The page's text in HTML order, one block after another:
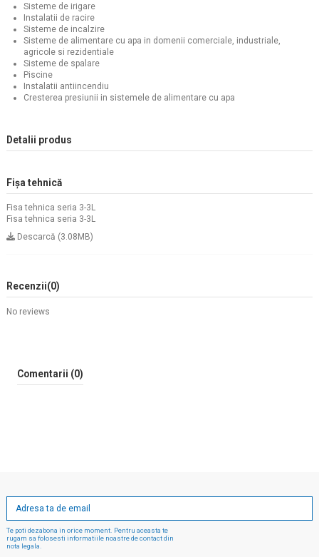
Sisteme de irigare
Instalatii de racire
Sisteme de incalzire
Sisteme de alimentare cu apa in domenii comerciale, industriale,
agricole si rezidentiale
Sisteme de spalare
Piscine
Instalatii antiincendiu
Cresterea presiunii in sistemele de alimentare cu apa
Detalii produs
Fișa tehnică
Fisa tehnica seria 3-3L
Fisa tehnica seria 3-3L
Descarcă (3.08MB)
Recenzii(0)
No reviews
Comentarii (0)
Te poti dezabona in orice moment. Pentru aceasta te
rugam sa folosesti informatiile noastre de contact din
nota legala.